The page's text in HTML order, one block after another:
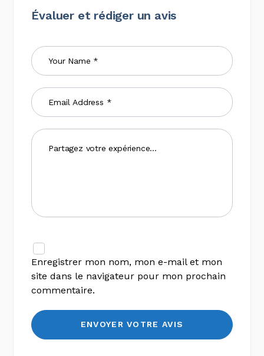
Évaluer et rédiger un avis
Enregistrer mon nom, mon e-mail et mon
site dans le navigateur pour mon prochain
commentaire.